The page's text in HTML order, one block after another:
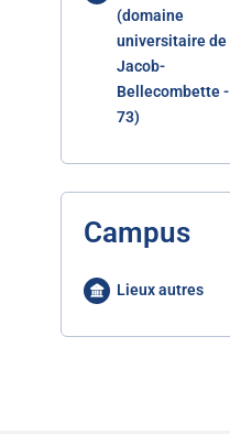
(domaine
universitaire de
Jacob-
Bellecombette -
73)
Campus
Lieux autres